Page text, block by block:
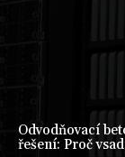
Odvodňovací
řešení: Proč